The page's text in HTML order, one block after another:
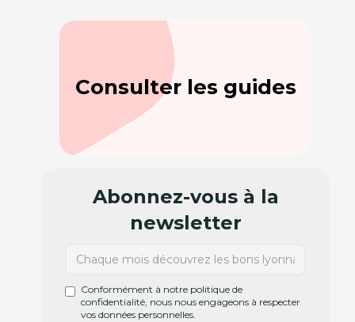
Consulter les guides
Abonnez-vous à la
newsletter
Conformément à notre politique de
confidentialité, nous nous engageons à respecter
vos données personnelles.